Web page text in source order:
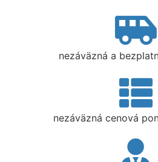
nezáväzná a
nezáväzná cenová